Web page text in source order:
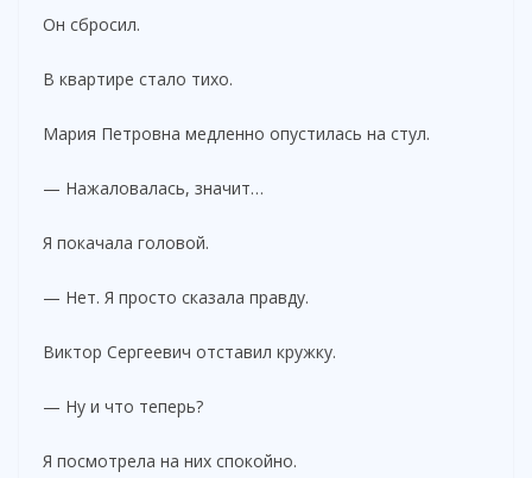
Он сбросил.
В квартире стало тихо.
Мария Петровна медленно опустилась на стул.
— Нажаловалась, значит…
Я покачала головой.
— Нет. Я просто сказала правду.
Виктор Сергеевич отставил кружку.
— Ну и что теперь?
Я посмотрела на них спокойно.